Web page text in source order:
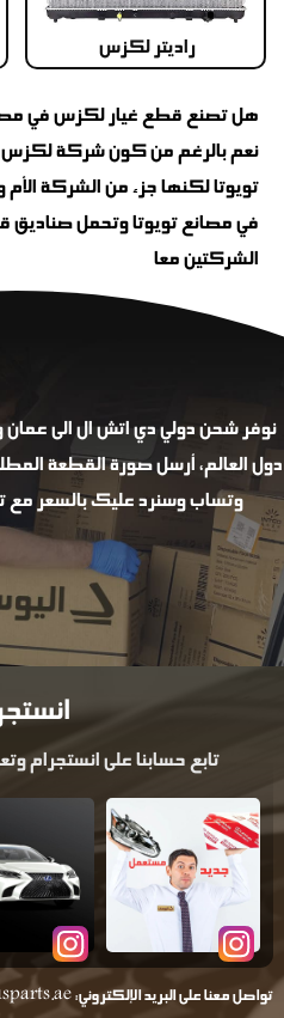
راديتر لكزس
هل تصنع قطع غيار لكزس في
نعم بالرغم من كون شركة
تويوتا لكنها جزء من الشركة
في مصانع تويوتا وتحمل صناديق
الشركتين معا
نوفر شحن دولي دي اتش ال الى عمان
دول العالم، أرسل صورة القطعة
وتساب وسنرد عليك بالسعر مع
تابع حسابنا على انستجرام
تواصل معنا على البريد الإلكتروني: